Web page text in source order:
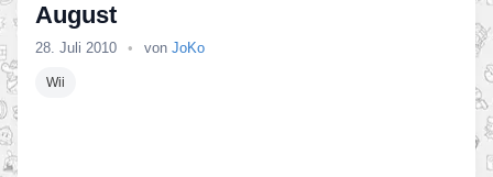
August
28. Juli 2010 • von JoKo
Wii